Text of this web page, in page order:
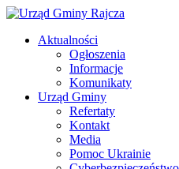
Aktualności
Ogłoszenia
Informacje
Komunikaty
Urząd Gminy
Refertaty
Kontakt
Media
Pomoc Ukrainie